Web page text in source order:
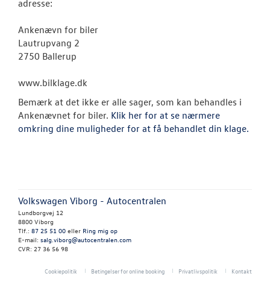
OM OS
adresse:
Ankenævn for biler
Lautrupvang 2
2750 Ballerup
www.bilklage.dk
Bemærk at det ikke er alle sager, som kan behandles i
Ankenævnet for biler. Klik her for at se nærmere
omkring dine muligheder for at få behandlet din klage.
Volkswagen Viborg - Autocentralen
Lundborgvej 12
8800 Viborg
Tlf.: 87 25 51 00 eller Ring mig op
E-mail: salg.viborg@autocentralen.com
CVR: 27 36 56 98
Cookiepolitik Betingelser for online booking Privatlivspolitik Kontakt